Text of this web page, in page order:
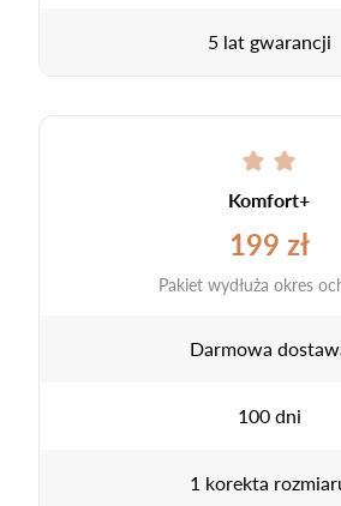
5 lat gwarancji
Komfort+
199 zł
Pakiet wydłuża okres
Darmowa
100 dni
1 korekta